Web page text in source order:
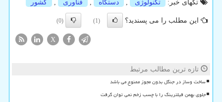
تگهای خبر: تكنولوژی , دستگاه , فناوری , كشور
این مطلب را می پسندید؟ (1)
(0)
X
تازه ترین مطالب مرتبط
ساخت وساز در جنگل بدون مجوز ممنوع می باشد
جلوی بهمن فیلترینگ را با چسب زخم نمی توان گرفت